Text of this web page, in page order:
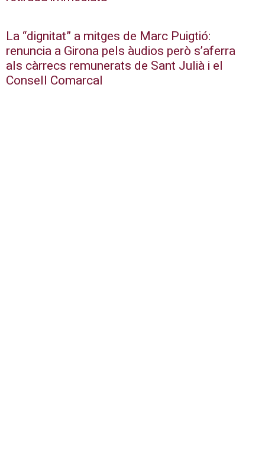
La “dignitat” a mitges de Marc Puigtió:
renuncia a Girona pels àudios però s’aferra
als càrrecs remunerats de Sant Julià i el
Consell Comarcal